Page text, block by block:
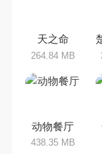
天之命
264.84 MB
动物餐厅
438.35 MB